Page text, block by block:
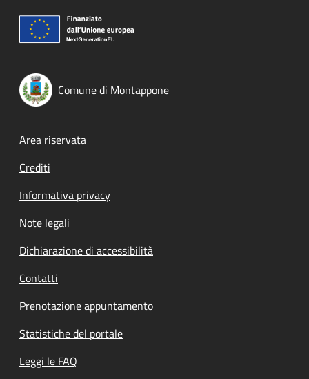
Comune di Montappone
Footer menu
Area riservata
Crediti
Informativa privacy
Note legali
Dichiarazione di accessibilità
Contatti
Prenotazione appuntamento
Statistiche del portale
Leggi le FAQ